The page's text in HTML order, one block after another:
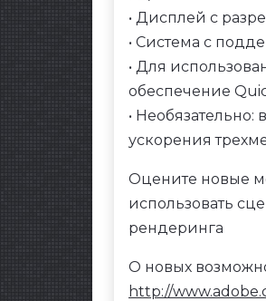
• Дисплей с
• Система с
• Для
обеспечение
•
ускорения
Оцените новые
использовать
рендеринга
О новых
http://